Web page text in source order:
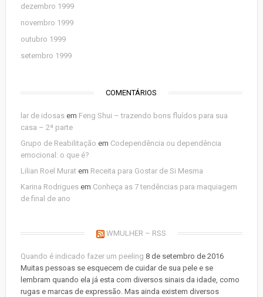
dezembro 1999
novembro 1999
outubro 1999
setembro 1999
COMENTÁRIOS
lar de idosasem Feng Shui – trazendo bons fluídos para sua
casa – 2ª parte
Grupo de Reabilitação em Codependência ou dependência
emocional: o que é?
Lilian Roel Muratem Receita para Gostar de Si Mesma
Karina Rodriguesem Conheça as 7 tendências para maquiagem
de final de ano
WMULHER – RSS
Quando é indicado fazer um peeling 8 de setembro de 2016
Muitas pessoas se esquecem de cuidar de sua pele e se
lembram quando ela já esta com diversos sinais da idade, como
rugas e marcas de expressão. Mas ainda existem diversos